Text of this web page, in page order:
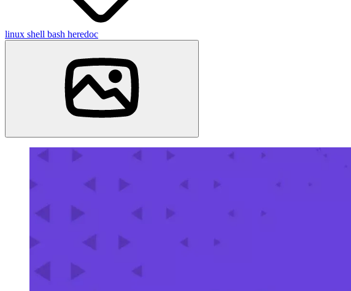
linux shell bash heredoc